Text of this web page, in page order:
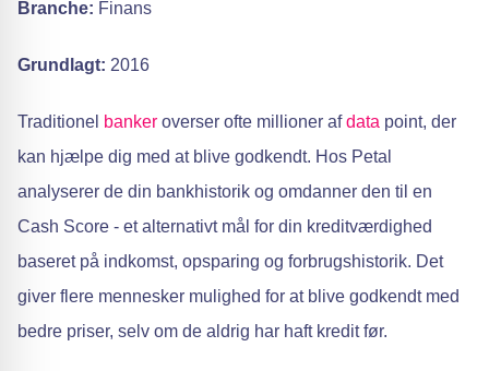
Branche: Finans
Grundlagt: 2016
Traditionel banker overser ofte millioner afdata point, der
kan hjælpe dig med at blive godkendt. Hos Petal
analyserer de din bankhistorik og omdanner den til en
Cash Score - et alternativt mål for din kreditværdighed
baseret på indkomst, opsparing og forbrugshistorik. Det
giver flere mennesker mulighed for at blive godkendt med
bedre priser, selv om de aldrig har haft kredit før.